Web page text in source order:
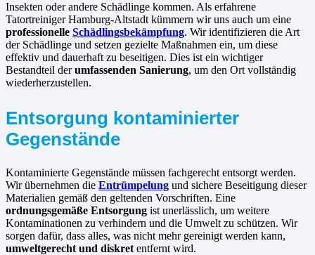
Insekten oder andere Schädlinge kommen. Als erfahrene
Tatortreiniger Hamburg-Altstadt kümmern wir uns auch um eine
professionelle Schädlingsbekämpfung. Wir identifizieren die Art
der Schädlinge und setzen gezielte Maßnahmen ein, um diese
effektiv und dauerhaft zu beseitigen. Dies ist ein wichtiger
Bestandteil derumfassenden Sanierung, um den Ort vollständig
wiederherzustellen.
Entsorgung kontaminierter
Gegenstände
Kontaminierte Gegenstände müssen fachgerecht entsorgt werden.
Wir übernehmen die Entrümpelung und sichere Beseitigung dieser
Materialien gemäß den geltenden Vorschriften. Eine
ordnungsgemäße Entsorgung ist unerlässlich, um weitere
Kontaminationen zu verhindern und die Umwelt zu schützen. Wir
sorgen dafür, dass alles, was nicht mehr gereinigt werden kann,
umweltgerecht und diskret entfernt wird.